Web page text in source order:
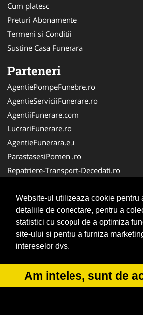
Website-ul utilizeaza cookie pentru
detaliile de conectare, pentru a
statistici cu scopul de a optimiza
site-ului si pentru a furniza
intereselor dvs.
Am inteles, sunt de
Cum platesc
Preturi Abonamente
Termeni si Conditii
Sustine Casa Funerara
Parteneri
AgentiePompeFunebre.ro
AgentieServiciiFunerare.ro
AgentiiFunerare.com
LucrariFunerare.ro
AgentieFunerara.eu
ParastasesiPomeni.ro
Repatriere-Transport-Decedati.ro
CasaFunerara.com
NonStopDeschis.ro
NonStopFunerare.ro
Transport-Funerar.com
© 2014-2026 Powered byVilonMedia
ANPC SOL